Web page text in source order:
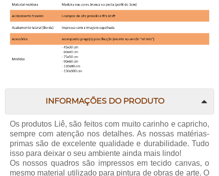
INFORMAÇÕES DO PRODUTO
Os produtos Liê, são feitos com muito carinho e capricho,
sempre com atenção nos detalhes. As nossas matérias-
primas são de excelente qualidade e durabilidade. Tudo
isso para deixar o seu ambiente ainda mais lindo!
Os nossos quadros são impressos em tecido canvas, o
mesmo material utilizado para pintura de obras de arte. O